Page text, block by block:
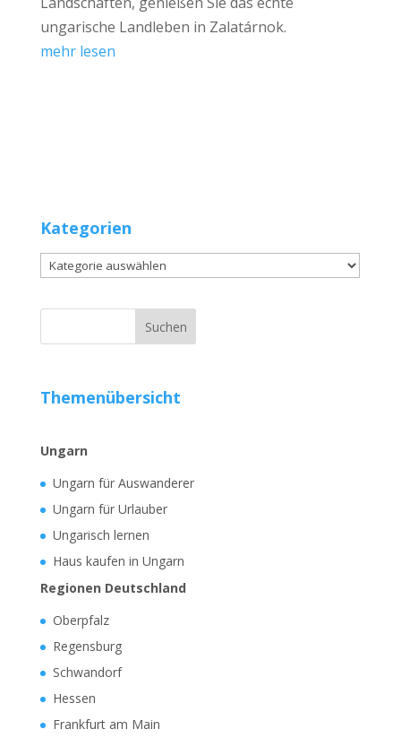
ungarische Landleben in Zalatárnok.
mehr lesen
Kategorien
Kategorien
Themenübersicht
Ungarn
Ungarn für Auswanderer
Ungarn für Urlauber
Ungarisch lernen
Haus kaufen in Ungarn
Regionen Deutschland
Oberpfalz
Regensburg
Schwandorf
Hessen
Frankfurt am Main